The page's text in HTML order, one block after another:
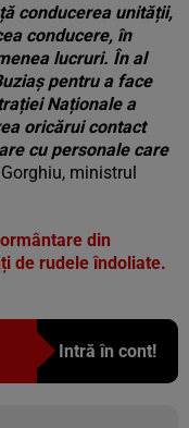
conducerea unității,
conducere, în
lucruri. În al
pentru a face
Naționale a
oricărui contact
cu personale care
ministrul
din
de rudele îndoliate.
Intră în cont!